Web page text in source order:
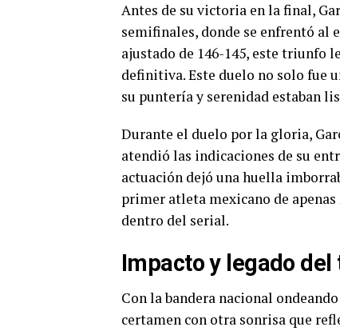
Antes de su victoria en la final,
semifinales, donde se enfrentó al
ajustado de 146-145, este triunfo
definitiva. Este duelo no solo fue
su puntería y serenidad estaban
Durante el duelo por la gloria,
atendió las indicaciones de su
actuación dejó una huella
primer atleta mexicano de
dentro del serial.
Impacto y legado del
Con la bandera nacional
certamen con otra sonrisa que